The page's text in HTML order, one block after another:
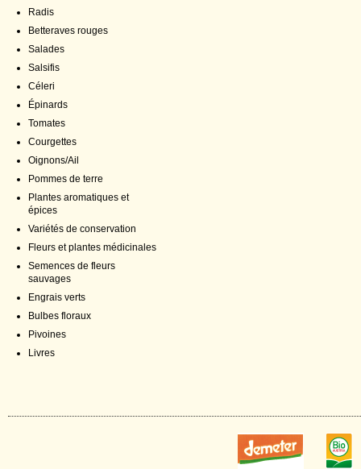
Radis
Betteraves rouges
Salades
Salsifis
Céleri
Épinards
Tomates
Courgettes
Oignons/Ail
Pommes de terre
Plantes aromatiques et
épices
Variétés de conservation
Fleurs et plantes médicinales
Semences de fleurs
sauvages
Engrais verts
Bulbes floraux
Pivoines
Livres